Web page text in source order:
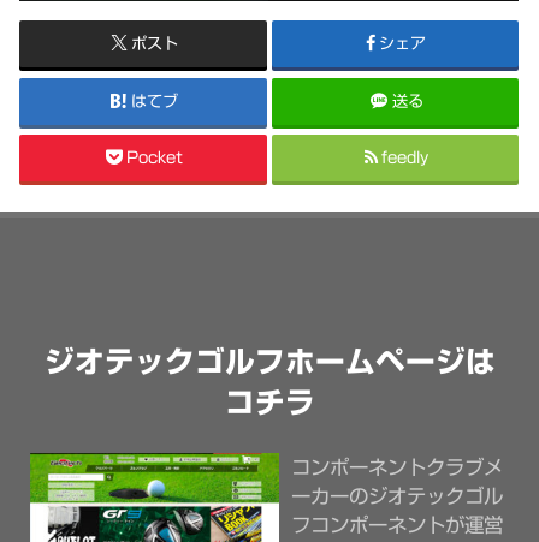
ポスト シェア
はてブ 送る
Pocket feedly
ジオテックゴルフホームページは
コチラ
コンポーネントクラブメ
ーカーのジオテックゴル
フコンポーネントが運営